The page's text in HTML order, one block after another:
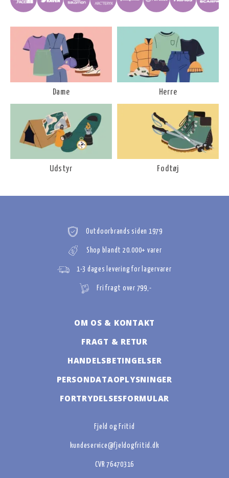
Dame Herre
Udstyr Fodtøj
Outdoorbrands siden 1979
Shop blandt 20.000+ varer
1-3 dages levering for lagervarer
Fri fragt over 799,-
OM OS & KONTAKT
FRAGT & RETUR
HANDELSBETINGELSER
PERSONDATAOPLYSNINGER
FORTRYDELSESFORMULAR
Fjeld og Fritid
kundeservice@fjeldogfritid.dk
CVR 76470316